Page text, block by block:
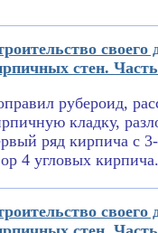
стен.
рубероид,
кладку,
ряд кирпича с
4 угловых кирпича.